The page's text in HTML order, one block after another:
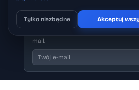
📬 Newsletter
Codzienny przegląd
mail.
Tylko niezbędne Akceptuj
Pobierz na iOS